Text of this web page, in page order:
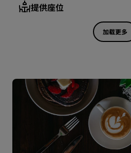
提供座位
加载更多